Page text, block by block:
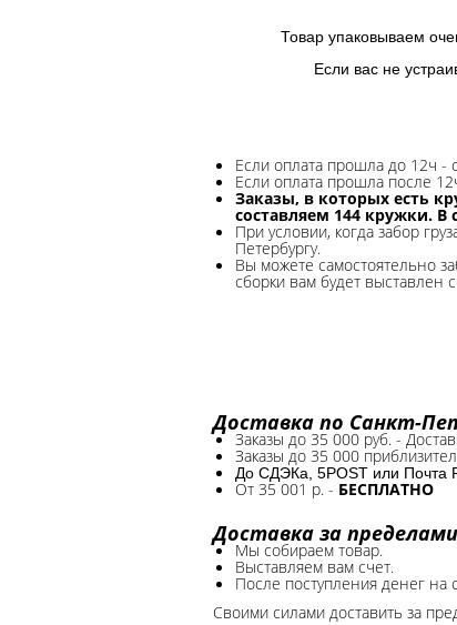
Товар упаковываем
Если вас не
Если оплата прошла до 12ч
Если оплата прошла после
Заказы, в которых есть
составляем 144 кружки. В
При условии, когда забор
Петербургу.
Вы можете самостоятельно
сборки вам будет выставлен
Доставка по Санкт-
Заказы до 35 000 руб. -
Заказы до 35 000
До СДЭКа, 5POST или Почта
От 35 001 р. - БЕСПЛАТНО
Доставка за
Мы собираем товар.
Выставляем вам счет.
После поступления денег на
Своими силами доставить за